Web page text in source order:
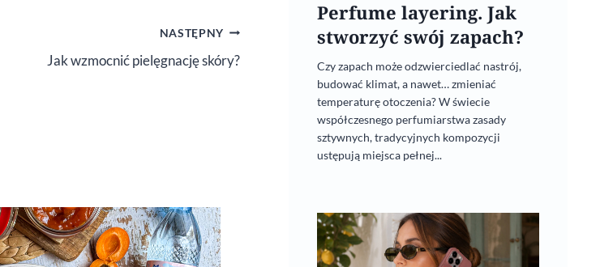
NASTĘPNY
Jak wzmocnić pielęgnację skóry?
Perfume layering. Jak
stworzyć swój zapach?
Czy zapach może odzwierciedlać nastrój,
budować klimat, a nawet… zmieniać
temperaturę otoczenia? W świecie
współczesnego perfumiarstwa zasady
sztywnych, tradycyjnych kompozycji
ustępują miejsca pełnej...